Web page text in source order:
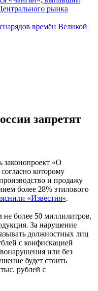
рынка
времён Великой
запретят
законопроект «О
которому
и продажу
более 28% этилового
«Известия».
не более 50 миллилитров,
За нарушение
должностных лиц
с конфискацией
или без
будет стоить
рублей с